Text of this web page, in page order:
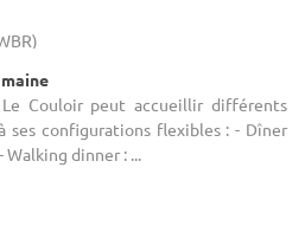
Couloir peut accueillir différents
ses configurations flexibles : - Dîner
Walking dinner : ...